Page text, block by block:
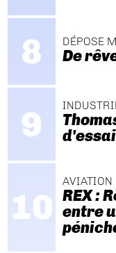
DÉPOSE
De
d'essai
AVIATION
REX :
entre